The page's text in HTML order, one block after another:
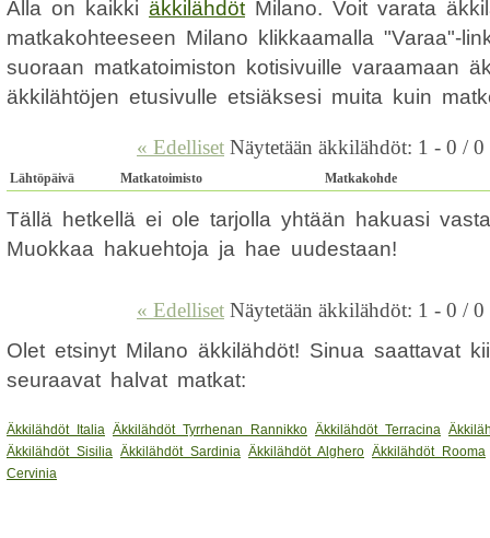
Alla on kaikki äkkilähdöt Milano. Voit varata
matkakohteeseen Milano klikkaamalla "Varaa"-
suoraan matkatoimiston kotisivuille varaamaan
äkkilähtöjen etusivulle etsiäksesi muita kuin
« Edelliset Näytetään äkkilähdöt: 1 - 0 / 0
Lähtöpäivä Matkatoimisto Matkakohde
Tällä hetkellä ei ole tarjolla yhtään hakuasi
Muokkaa hakuehtoja ja hae uudestaan!
« Edelliset Näytetään äkkilähdöt: 1 - 0 / 0
Olet etsinyt Milano äkkilähdöt! Sinua saattavat
seuraavat halvat matkat:
Äkkilähdöt Italia Äkkilähdöt Tyrrhenan Rannikko Äkkilähdöt Terracina
Äkkilähdöt Sisilia Äkkilähdöt Sardinia Äkkilähdöt Alghero Äkkilähdöt Rooma
Cervinia